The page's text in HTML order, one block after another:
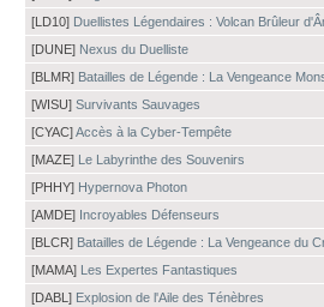
[LD10] Duellistes Légendaires : Volcan Brûleur
[DUNE] Nexus du Duelliste
[BLMR] Batailles de Légende : La Vengeance
[WISU] Survivants Sauvages
[CYAC]Accès à la Cyber-Tempête
[MAZE] Le Labyrinthe des Souvenirs
[PHHY] Hypernova Photon
[AMDE] Incroyables Défenseurs
[BLCR] Batailles de Légende : La Vengeance du
[MAMA] Les Expertes Fantastiques
[DABL] Explosion de l'Aile des Ténèbres